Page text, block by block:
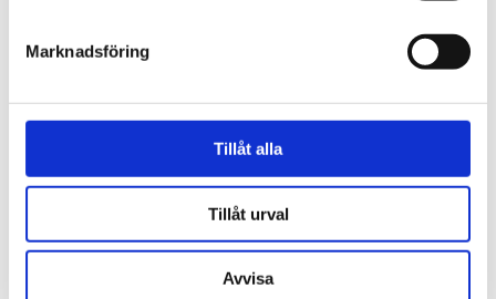
Marknadsföring
Tillåt alla
Tillåt urval
Avvisa